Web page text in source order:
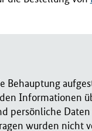
Informationen
persönliche Daten
wurden nicht